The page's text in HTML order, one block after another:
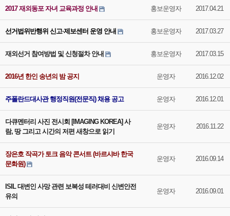
2017 재외동포 자녀 교육과정 안내 홍보운영자 2017.04.21
선거법위반행위 신고·제보센터 운영 안내 홍보운영자 2017.03.27
재외선거 참여방법 및 신청절차 안내 홍보운영자 2017.03.15
2016년 한인 송년의 밤 공지 운영자 2016.12.02
주폴란드대사관 행정직원(전문직) 채용 공고 운영자 2016.12.01
다큐멘터리 사진 전시회 [IMAGING KOREA] 사
람, 땅 그리고 시간의 저편 새창으로 읽기
운영자 2016.11.22
장은호 작곡가 토크 음악 콘서트 (바르샤바 한국
문화원)
운영자 2016.09.14
ISIL 대변인 사망 관련 보복성 테러대비 신변안전
유의
운영자 2016.09.01